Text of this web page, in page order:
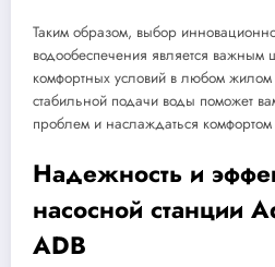
Таким образом, выбор
водообеспечения является важным
комфортных условий в любом
стабильной подачи воды поможет
проблем и наслаждаться
Надежность и
насосной станции
ADB